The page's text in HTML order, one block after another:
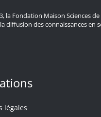
la Fondation Maison Sciences
diffusion des connaissances en
légales